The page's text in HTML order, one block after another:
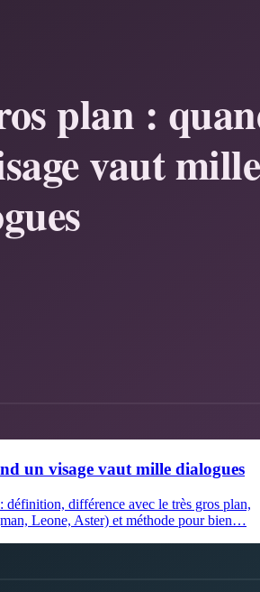
un visage vaut mille dialogues
définition, différence avec le très gros plan,
Leone, Aster) et méthode pour bien…